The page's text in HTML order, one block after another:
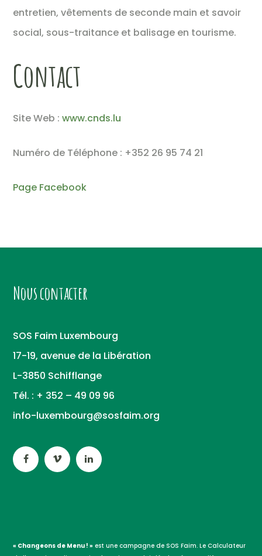
entretien, vêtements de seconde main et savoir
social, sous-traitance et balisage en tourisme.
Contact
Site Web :www.cnds.lu
Numéro de Téléphone : +352 26 95 74 21
Page Facebook
Nous contacter
SOS Faim Luxembourg
17-19, avenue de la Libération
L-3850 Schifflange
Tél. : + 352 – 49 09 96
info-luxembourg@sosfaim.org
« Changeons de Menu ! » est une campagne de SOS Faim. Le Calculateur